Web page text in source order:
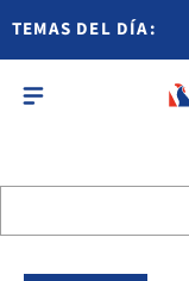
TEMAS DEL DÍA: